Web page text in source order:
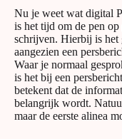
Nu je weet wat digital
is het tijd om de pen op
schrijven. Hierbij is het
aangezien een
Waar je normaal
is het bij een
betekent dat de
belangrijk wordt.
maar de eerste alinea